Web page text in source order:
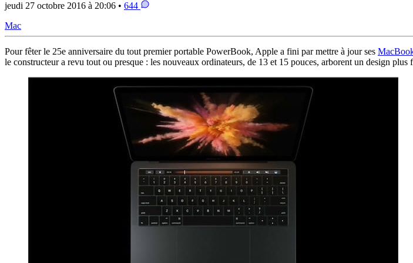
jeudi 27 octobre 2016 à 20:06 • 644
Mac
Pour fêter le 25e anniversaire du tout premier portable PowerBook, Apple a fini par mettre à jour ses
le constructeur a revu tout ou presque : les nouveaux ordinateurs, de 13 et 15 pouces, arborent un design